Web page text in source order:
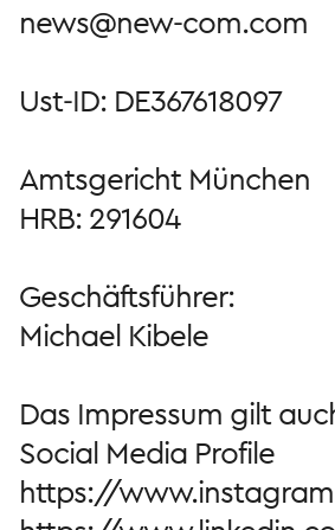
news@new-com.com
Ust-ID: DE367618097
Amtsgericht München
HRB: 291604
Geschäftsführer:
Michael Kibele
Das Impressum gilt
Social Media Profile
https://